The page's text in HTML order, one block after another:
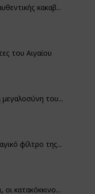
κακαβ...
του Αιγαίου
μεγαλοσύνη του...
φίλτρο της...
οι κατακόκκινο...